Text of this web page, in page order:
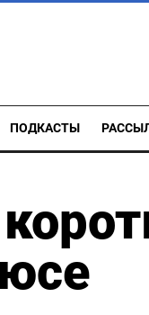
ПОДКАСТЫ